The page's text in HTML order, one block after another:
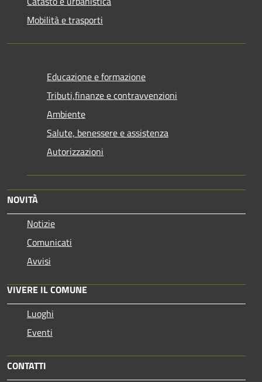
Mobilità e trasporti
Educazione e formazione
Tributi,finanze e contravvenzioni
Ambiente
Salute, benessere e assistenza
Autorizzazioni
NOVITÀ
Notizie
Comunicati
Avvisi
VIVERE IL COMUNE
Luoghi
Eventi
CONTATTI